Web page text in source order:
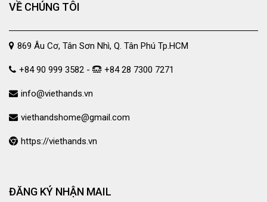
VỀ CHÚNG TÔI
869 Âu Cơ, Tân Sơn Nhì, Q. Tân Phú Tp.HCM
+84 90 999 3582 - +84 28 7300 7271
info@viethands.vn
viethandshome@gmail.com
https://viethands.vn
ĐĂNG KÝ NHẬN MAIL